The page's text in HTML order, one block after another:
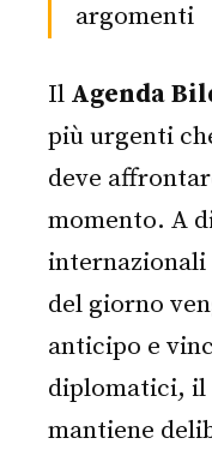
argomenti
Il Agenda
più urgenti
deve
momento. A
del giorno
anticipo e
diplomatici, il
mantiene